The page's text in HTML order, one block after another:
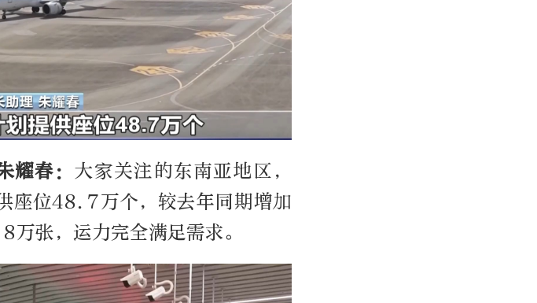
春： 大家关注的东南亚地区，
座位48.7万个，较去年同期增加
张，运力完全满足需求。